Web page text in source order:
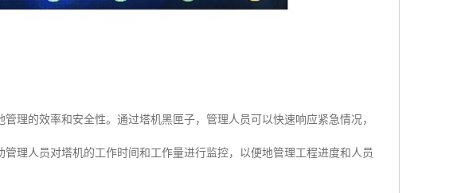
理的效率和安全性。通过塔机黑匣子，管理人员可以快速响应紧急情况，
理人员对塔机的工作时间和工作量进行监控，以便地管理工程进度和人员